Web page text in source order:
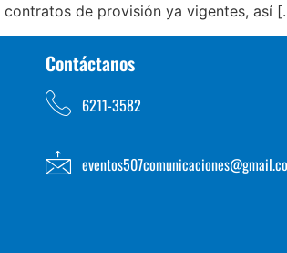
contratos de provisión ya vigentes, así
Contáctanos
6211-3582